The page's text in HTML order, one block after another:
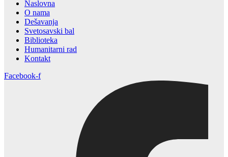
Naslovna
O nama
Dešavanja
Svetosavski bal
Biblioteka
Humanitarni rad
Kontakt
Facebook-f